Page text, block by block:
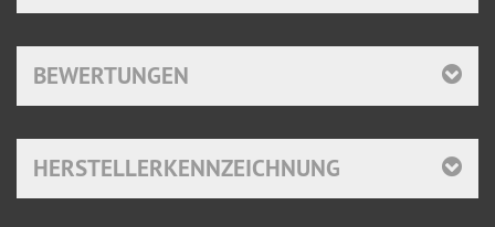
BEWERTUNGEN
HERSTELLERKENNZEICHNUNG